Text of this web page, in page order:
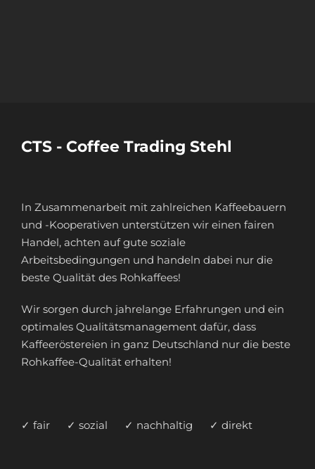
CTS - Coffee Trading Stehl
In Zusammenarbeit mit zahlreichen Kaffeebauern
und -Kooperativen unterstützen wir einen fairen
Handel, achten auf gute soziale
Arbeitsbedingungen und handeln dabei nur die
beste Qualität des Rohkaffees!
Wir sorgen durch jahrelange Erfahrungen und ein
optimales Qualitätsmanagement dafür, dass
Kaffeeröstereien in ganz Deutschland nur die beste
Rohkaffee-Qualität erhalten!
✓ fair ✓ sozial ✓ nachhaltig ✓ direkt